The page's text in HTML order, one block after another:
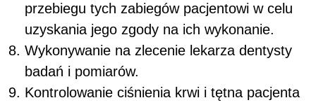
przebiegu tych zabiegów pacjentowi w celu
uzyskania jego zgody na ich wykonanie.
Wykonywanie na zlecenie lekarza dentysty
badań i pomiarów.
Kontrolowanie ciśnienia krwi i tętna pacjenta